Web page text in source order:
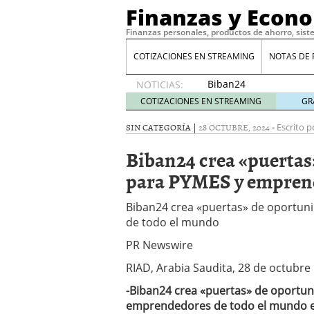
Finanzas y
Finanzas personales, productos de ahorro,
COTIZACIONES EN STREAMING NOTAS DE
NOTICIAS:
Biban24
crea
«puertas»
de
para
PYMES y
emprendedores
de todo
el
octubre
de 2024
COTIZACIONES EN STREAMING
SIN CATEGORÍA | 28 OCTUBRE, 2024- Escrito
Biban24 crea
para PYMES y
Biban24 crea «puertas» de
de todo el mundo
PR Newswire
RIAD, Arabia Saudita, 28 de octubre
-Biban24 crea «puertas» de
emprendedores de todo el mundo